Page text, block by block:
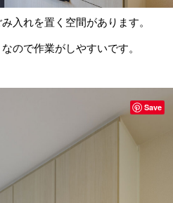
入れを置く空間があります。
ので作業がしやすいです。
Save